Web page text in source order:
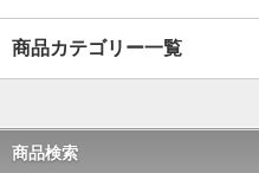
商品カテゴリー一覧
商品検索